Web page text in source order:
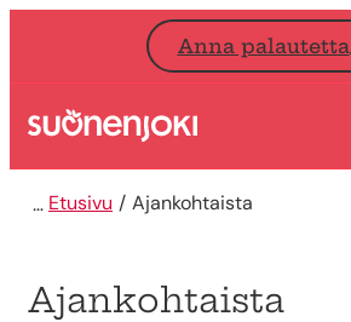
Siirry sisältöön
Anna palautetta
Etusivu
Etusivu Ajankohtaista
Ajankohtaista